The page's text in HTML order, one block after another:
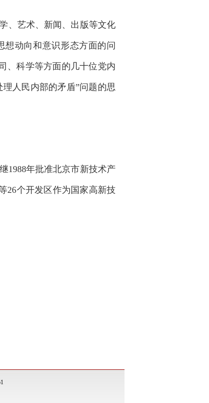
、艺术、新闻、出版等文化
想动向和意识形态方面的问
、科学等方面的几十位党内
人民内部的矛盾”问题的思
年批准北京市新技术产
26个开发区作为国家高新技